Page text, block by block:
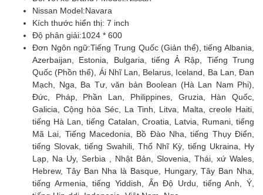
Nissan Model:Navara
Kích thước hiển thị: 7 inch
Độ phân giải:1024 * 600
Đơn Ngôn ngữ:Tiếng Trung Quốc (Giản thể), tiếng Albania,
Azerbaijan, Estonia, Bulgaria, tiếng Ả Rập, Tiếng Trung
Quốc (Phồn thể), Ái Nhĩ Lan, Belarus, Iceland, Ba Lan, Đan
Mạch, Nga, Ba Tư, văn bản Boolean (Hà Lan Nam Phi),
Đức, Pháp, Phần Lan, Philippines, Gruzia, Hàn Quốc,
Galicia, Cộng hòa Séc, La Tinh, Litva, Malta, creole Haiti,
tiếng Hà Lan, tiếng Catalan, Croatia, Latvia, Rumani, tiếng
Mã Lai, Tiếng Macedonia, Bồ Đào Nha, tiếng Thụy Điển,
tiếng Slovak, tiếng Swahili, Thổ Nhĩ Kỳ, tiếng Ukraina, Hy
Lạp, Na Uy, Serbia , Nhật Bản, Slovenia, Thái, xứ Wales,
Hebrew, Tây Ban Nha là Basque, Hungary, Tây Ban Nha,
tiếng Armenia, tiếng Yiddish, Ấn Độ Urdu, tiếng Anh, Ý,